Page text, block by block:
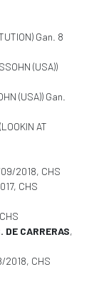
Gan. 8
(USA))
(USA)) Gan.
AT
2018, CHS
CHS
DE CARRERAS,
2018, CHS